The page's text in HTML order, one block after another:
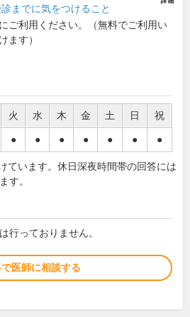
までに気をつけること
ご利用ください。（無料でご利用い
ます）
火 水 木 金 土 日 祝
● ● ● ● ● ● ●
ています。休日深夜時間帯の回答には
す。
行っておりません。
医師に相談する